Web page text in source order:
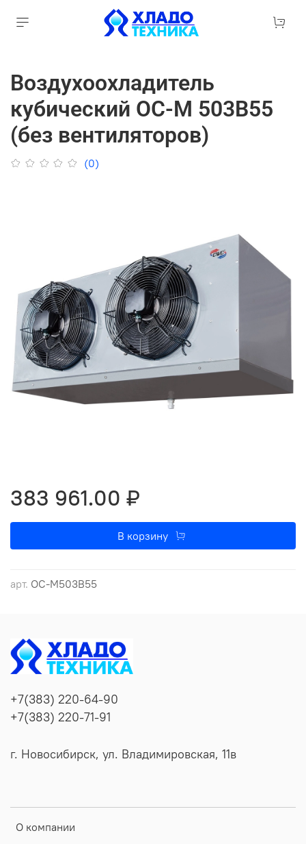
Воздухоохладитель
кубический ОС-M 503B55
(без вентиляторов)
(0)
арт. OC-M503B55
383 961.00 ₽
В корзину
О компании
+7(383) 220-64-90
+7(383) 220-71-91
г. Новосибирск, ул. Владимировская, 11в